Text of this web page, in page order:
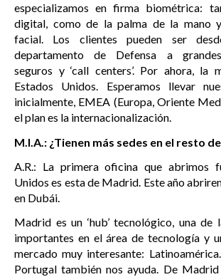
especializamos en firma biométrica:
digital, como de la palma de la mano
facial. Los clientes pueden ser
departamento de Defensa a
seguros y ‘call centers’. Por ahora, la
Estados Unidos. Esperamos llevar
inicialmente, EMEA (Europa, Oriente
el plan es la internacionalización.
M.I.A.: ¿Tienen más sedes en el resto
A.R.: La primera oficina que abrimos
Unidos es esta de Madrid. Este año
en Dubái.
Madrid es un ‘hub’ tecnológico, una de
importantes en el área de tecnología y
mercado muy interesante:
Portugal también nos ayuda. De